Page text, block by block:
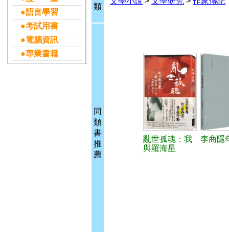
●語言學習
●考試用書
●電腦資訊
●專業書籍
類
同
類
書
推
薦
亂世孤魂：我
與羅海星
李商隱